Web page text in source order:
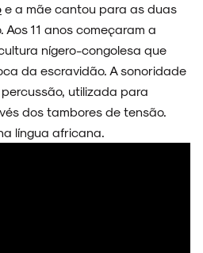
e a mãe cantou para as duas
11 anos começaram a
nígero-congolesa que
da escravidão. A sonoridade
utilizada para
dos tambores de tensão.
língua africana.